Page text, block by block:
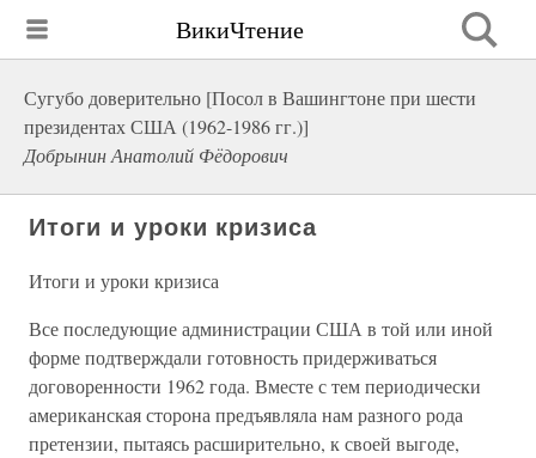
ВикиЧтение
Сугубо доверительно [Посол в Вашингтоне при шести
президентах США (1962-1986 гг.)]
Добрынин Анатолий Фёдорович
Итоги и уроки кризиса
Итоги и уроки кризиса
Все последующие администрации США в той или иной
форме подтверждали готовность придерживаться
договоренности 1962 года. Вместе с тем периодически
американская сторона предъявляла нам разного рода
претензии, пытаясь расширительно, к своей выгоде,